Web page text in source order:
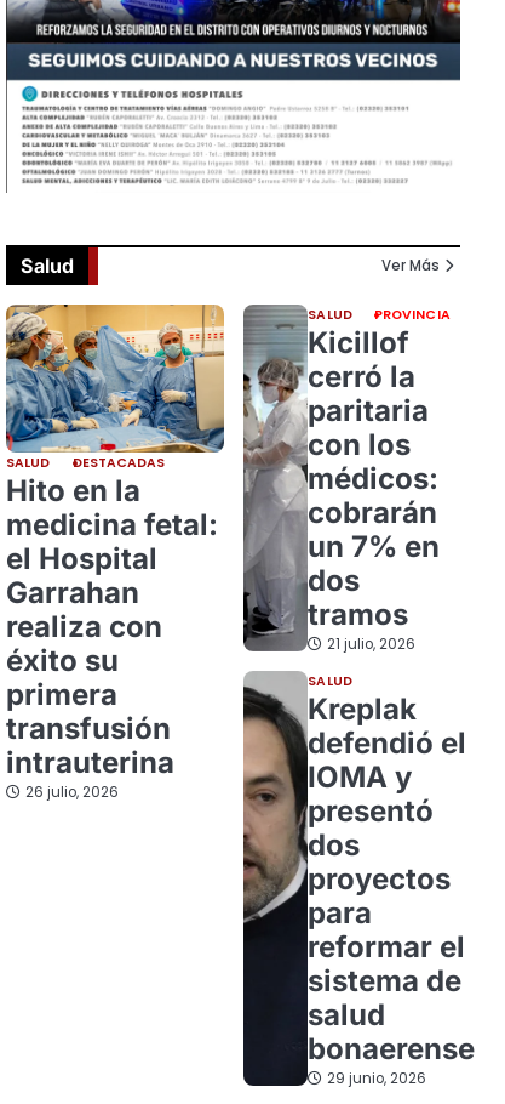
Salud Ver Más
SALUD DESTACADAS
Hito en la
medicina fetal:
el Hospital
Garrahan
realiza con
éxito su
primera
transfusión
intrauterina
26 julio, 2026
SALUD PROVINCIA
Kicillof
cerró la
paritaria
con los
médicos:
cobrarán
un 7% en
dos
tramos
21 julio, 2026
SALUD
Kreplak
defendió el
IOMA y
presentó
dos
proyectos
para
reformar el
sistema de
salud
bonaerense
29 junio, 2026